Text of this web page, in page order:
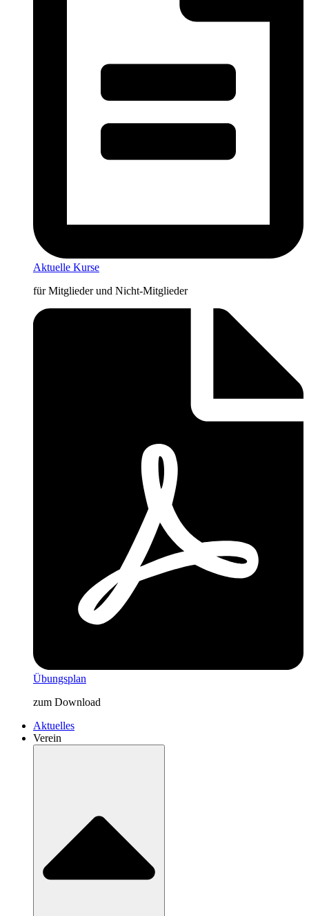
Aktuelle Kurse
für Mitglieder und Nicht-Mitglieder
Übungsplan
zum Download
Aktuelles
Verein